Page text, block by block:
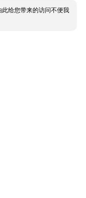
给您带来的访问不便我